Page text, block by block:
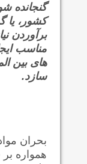
گنجانده
کشور، یا
برآوردن
مناسب
های بین
سازد.
بحران
همواره